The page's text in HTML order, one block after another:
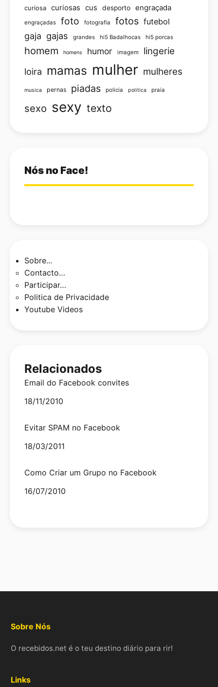
curiosa curiosas cus desporto engraçada
engraçadas foto fotografia fotos futebol
gaja gajas grandes hi5 Badalhocas hi5 porcas
homem homens humor imagem lingerie
loira mamas mulher mulheres
musica pernas piadas policia politica praia
sexo sexy texto
Nós no Face!
Sobre...
Contacto…
Participar…
Politica de Privacidade
Youtube Videos
Relacionados
Email do Facebook convites
Date
18/11/2010
Evitar SPAM no Facebook
Date
18/03/2011
Como Criar um Grupo no Facebook
Date
16/07/2010
Sobre Nós
O recebidos.net é o teu destino diário para rir!
Links